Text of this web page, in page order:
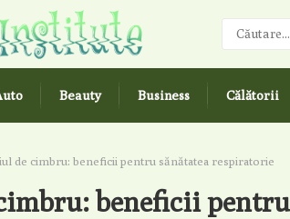
Beauty Business Călătorii
de cimbru: beneficii pentru sănătatea respiratorie
beneficii